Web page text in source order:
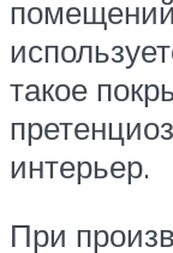
такое
интерьер.
При